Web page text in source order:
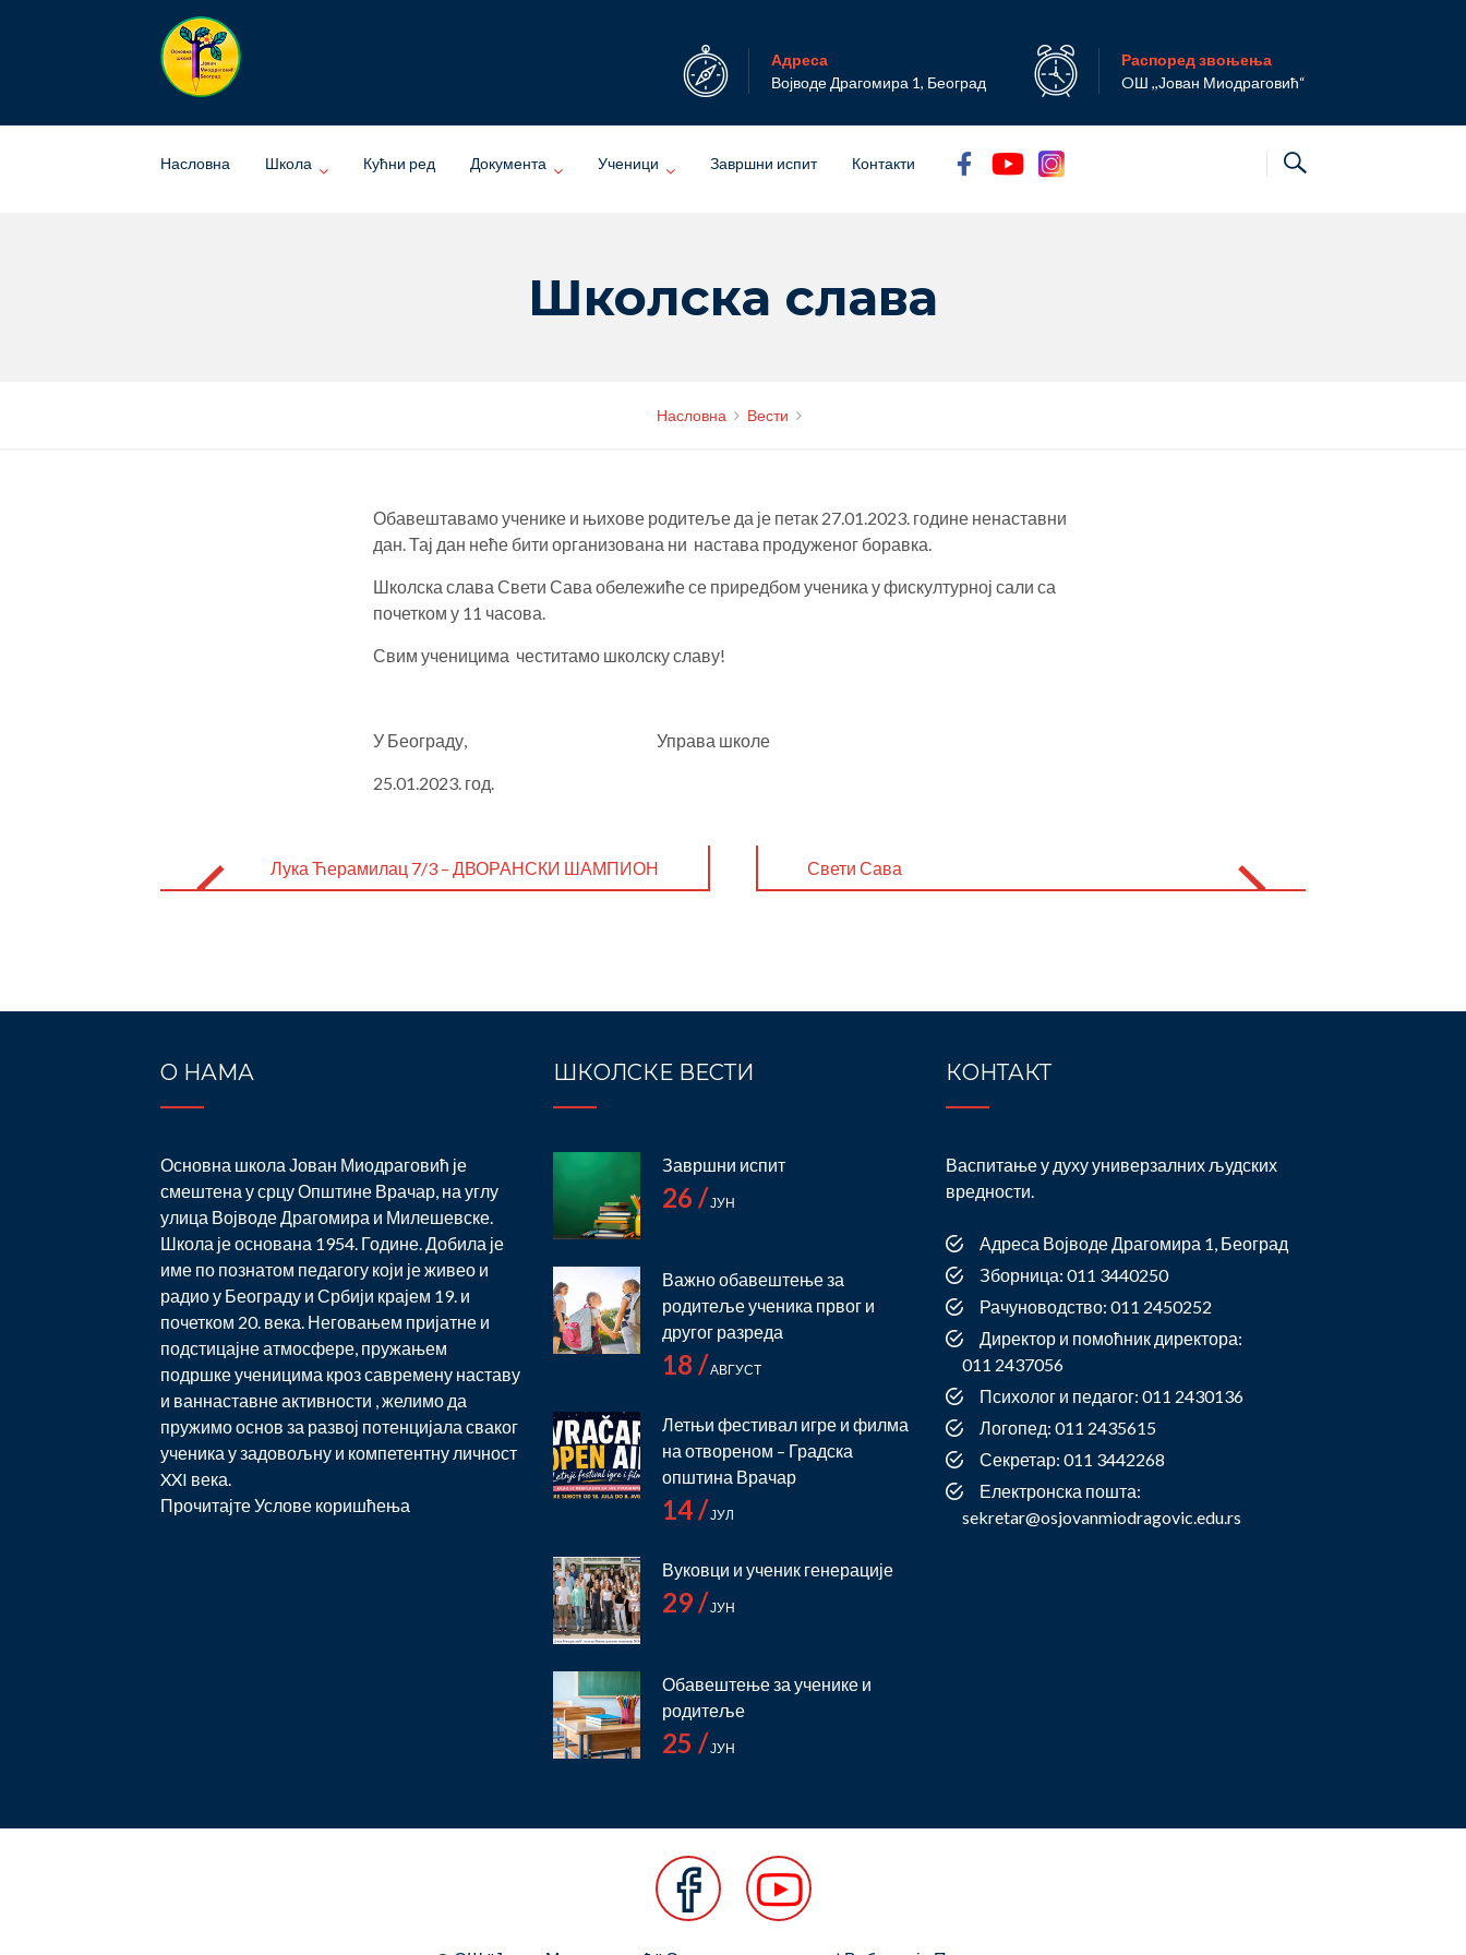
Адреса
Војводе Драгомира 1, Београд
Распоред звоњења
OШ ,,Јован Миодраговић“
Насловна Школа Кућни ред Документа Ученици Завршни испит Контакти
Школска слава
Насловна Вести
Обавештавамо ученике и њихове родитеље да је петак 27.01.2023. године ненаставни
дан. Тај дан неће бити организована ни настава продуженог боравка.
Школска слава Свети Сава обележиће се приредбом ученика у фискултурној сали са
почетком у 11 часова.
Свим ученицима честитамо школску славу!
У Београду, Управа школе
25.01.2023. год.
navigation
Лука Ћерамилац 7/3 – ДВОРАНСКИ ШАМПИОН
Свети Сава
О НАМА
Основна школа Јован Миодраговић је
смештена у срцу Општине Врачар, на углу
улица Војводе Драгомира и Милешевске.
Школа је основана 1954. Године. Добила је
име по познатом педагогу који је живео и
радио у Београду и Србији крајем 19. и
почетком 20. века. Неговањем пријатне и
подстицајне атмосфере, пружањем
подршке ученицима кроз савремену наставу
и ваннаставне активности , желимо да
пружимо основ за развој потенцијала сваког
ученика у задовољну и компетентну личност
XXI века.
ПрочитајтеУслове коришћења
ШКОЛСКЕ ВЕСТИ
Завршни испит
26 /ЈУН
Важно обавештење за
родитеље ученика првог и
другог разреда
18 /АВГУСТ
Летњи фестивал игре и филма
на отвореном – Градска
општина Врачар
14 /ЈУЛ
Вуковци и ученик генерације
29 /ЈУН
Обавештење за ученике и
родитеље
25 /ЈУН
КОНТАКТ
Васпитање у духу универзалних људских
вредности.
Адреса Војводе Драгомира 1, Београд
Зборница: 011 3440250
Рачуноводство: 011 2450252
Директор и помоћник директора:
011 2437056
Психолог и педагог: 011 2430136
Логопед: 011 2435615
Секретар: 011 3442268
Електронска пошта:
sekretar@osjovanmiodragovic.edu.rs